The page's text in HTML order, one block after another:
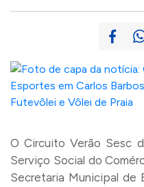
O Circuito Verão Sesc
Serviço Social do
Secretaria Municipal de